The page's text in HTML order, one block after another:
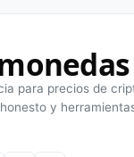
para precios de
y